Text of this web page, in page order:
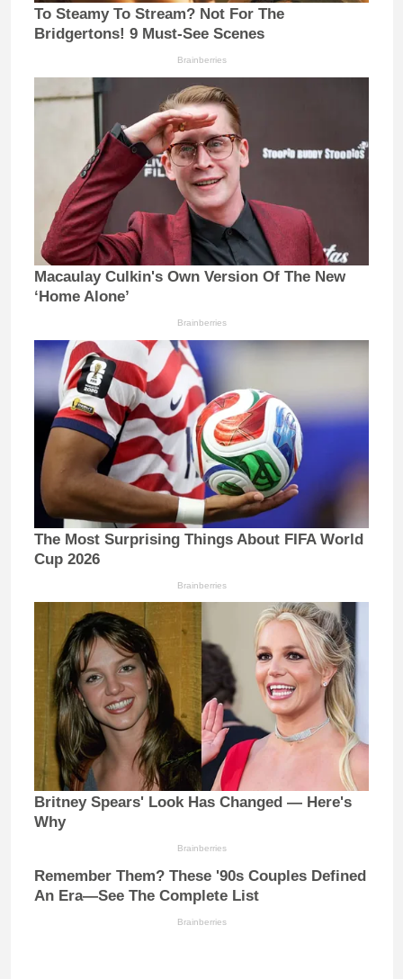
To Steamy To Stream? Not For The
Bridgertons! 9 Must-See Scenes
Brainberries
Macaulay Culkin's Own Version Of The New
‘Home Alone’
Brainberries
The Most Surprising Things About FIFA World
Cup 2026
Brainberries
Britney Spears' Look Has Changed — Here's
Why
Brainberries
Remember Them? These '90s Couples Defined
An Era—See The Complete List
Brainberries